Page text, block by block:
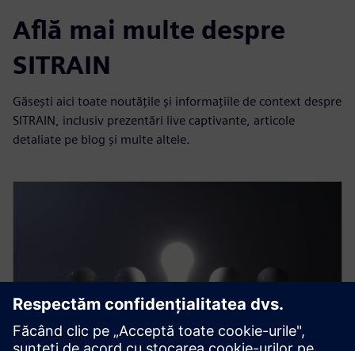
Află mai multe despre
SITRAIN
Găsești aici toate noutățile și informațiile de context despre
SITRAIN, inclusiv prezentări live captivante, articole
detaliate pe blog și multe altele.